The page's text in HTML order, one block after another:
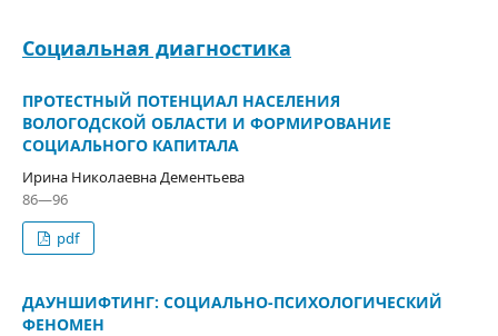
Социальная диагностика
ПРОТЕСТНЫЙ ПОТЕНЦИАЛ НАСЕЛЕНИЯ
ВОЛОГОДСКОЙ ОБЛАСТИ И ФОРМИРОВАНИЕ
СОЦИАЛЬНОГО КАПИТАЛА
Ирина Николаевна Дементьева
86—96
pdf
ДАУНШИФТИНГ: СОЦИАЛЬНО-ПСИХОЛОГИЧЕСКИЙ
ФЕНОМЕН